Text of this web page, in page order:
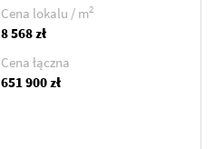
Cena lokalu / m2
8 568 zł
Cena łączna
651 900 zł